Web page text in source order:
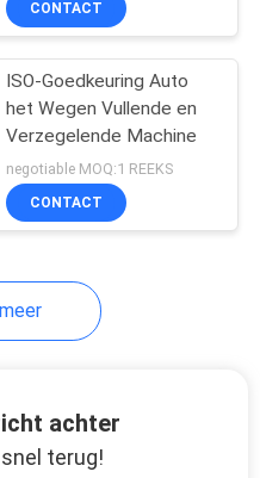
van de
CONTACT
ISO-Goedkeuring Auto
het Wegen Vullende en
Verzegelende Machine
negotiable MOQ:1 REEKS
CONTACT
achter
terug!